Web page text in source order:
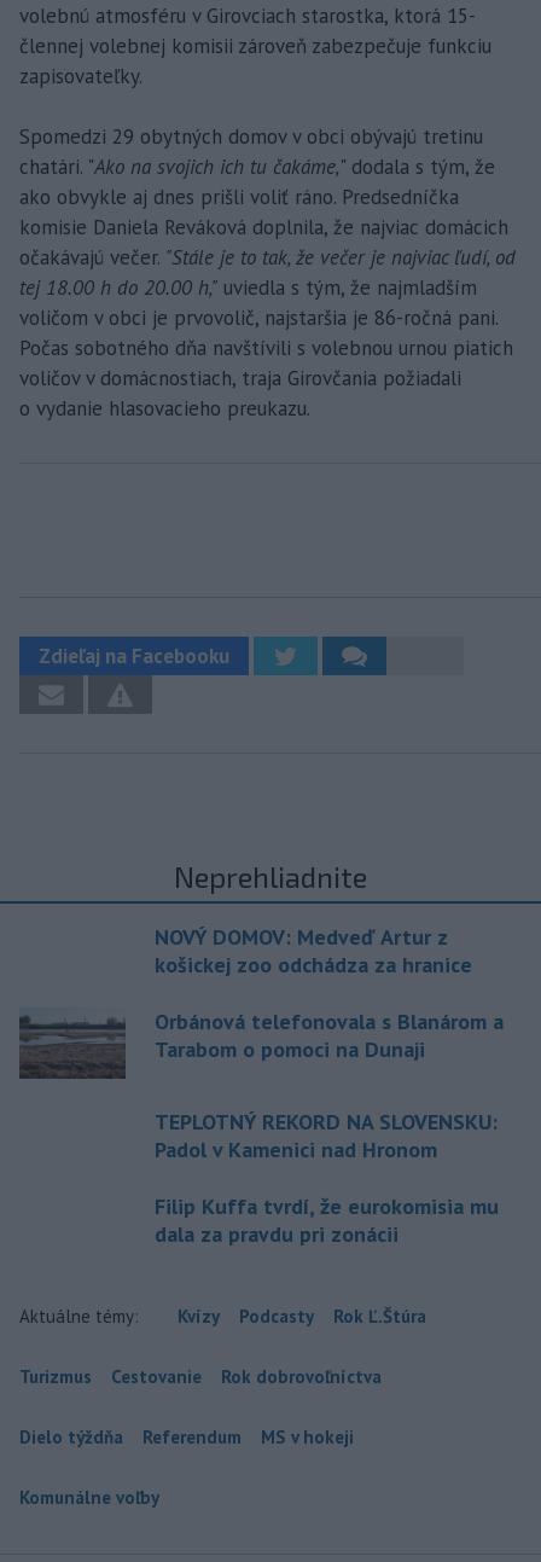
volebnú atmosféru v Girovciach starostka, ktorá 15-
člennej volebnej komisii zároveň zabezpečuje funkciu
zapisovateľky.
Spomedzi 29 obytných domov v obci obývajú tretinu
chatári. "Ako na svojich ich tu čakáme," dodala s tým, že
ako obvykle aj dnes prišli voliť ráno. Predsedníčka
komisie Daniela Reváková doplnila, že najviac domácich
očakávajú večer. "Stále je to tak, že večer je najviac ľudí, od
tej 18.00 h do 20.00 h," uviedla s tým, že najmladším
voličom v obci je prvovolič, najstaršia je 86-ročná pani.
Počas sobotného dňa navštívili s volebnou urnou piatich
voličov v domácnostiach, traja Girovčania požiadali
o vydanie hlasovacieho preukazu.
Zdieľaj na Facebooku
Neprehliadnite
NOVÝ DOMOV: Medveď Artur z
košickej zoo odchádza za hranice
Orbánová telefonovala s Blanárom a
Tarabom o pomoci na Dunaji
TEPLOTNÝ REKORD NA SLOVENSKU:
Padol v Kamenici nad Hronom
Filip Kuffa tvrdí, že eurokomisia mu
dala za pravdu pri zonácii
Aktuálne témy: Kvízy Podcasty Rok Ľ.Štúra
Turizmus Cestovanie Rok dobrovoľníctva
Dielo týždňa Referendum MS v hokeji
Komunálne voľby